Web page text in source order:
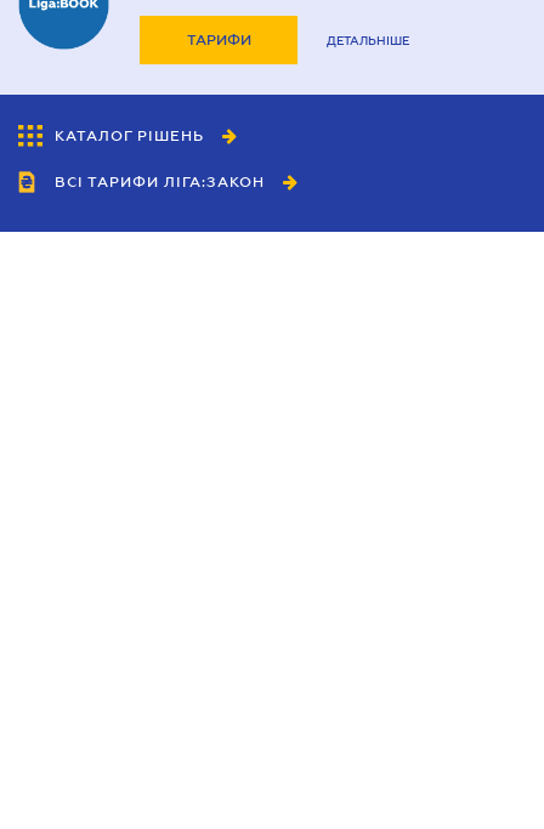
ТАРИФИ ДЕТАЛЬНІШЕ
КАТАЛОГ РІШЕНЬ
ВСІ ТАРИФИ ЛІГА:ЗАКОН